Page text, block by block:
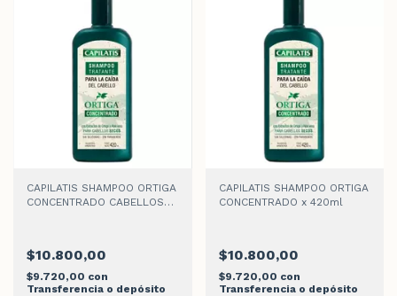
CAPILATIS SHAMPOO ORTIGA
CONCENTRADO CABELLOS
$10.800,00
$9.720,00 con
Transferencia o depósito
CAPILATIS SHAMPOO ORTIGA
CONCENTRADO x 420ml
$10.800,00
$9.720,00 con
Transferencia o depósito